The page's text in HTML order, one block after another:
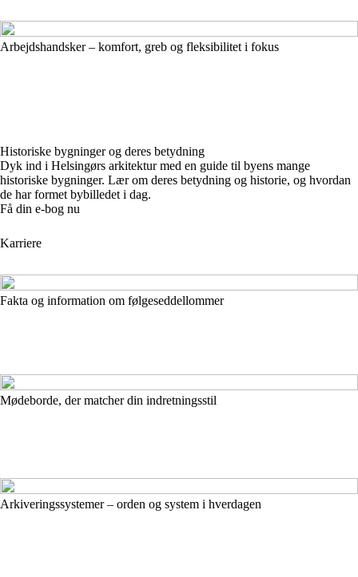
Arbejdshandsker – komfort, greb og fleksibilitet i fokus
Historiske bygninger og deres betydning
Dyk ind i Helsingørs arkitektur med en guide til byens mange
historiske bygninger. Lær om deres betydning og historie, og hvordan
de har formet bybilledet i dag.
Få din e-bog nu
Karriere
Fakta og information om følgeseddellommer
Mødeborde, der matcher din indretningsstil
Arkiveringssystemer – orden og system i hverdagen